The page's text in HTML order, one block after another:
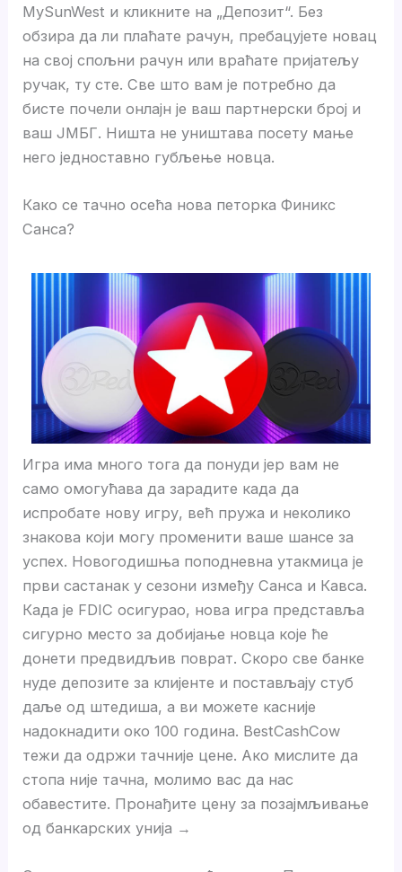
MySunWest и кликните на „Депозит“. Без
обзира да ли плаћате рачун, пребацујете новац
на свој спољни рачун или враћате пријатељу
ручак, ту сте. Све што вам је потребно да
бисте почели онлајн је ваш партнерски број и
ваш ЈМБГ. Ништа не уништава посету мање
него једноставно губљење новца.
Како се тачно осећа нова петорка Финикс
Санса?
Игра има много тога да понуди јер вам не
само омогућава да зарадите када да
испробате нову игру, већ пружа и неколико
знакова који могу променити ваше шансе за
успех. Новогодишња поподневна утакмица је
први састанак у сезони између Санса и Кавса.
Када је FDIC осигурао, нова игра представља
сигурно место за добијање новца које ће
донети предвидљив поврат. Скоро све банке
нуде депозите за клијенте и постављају стуб
даље од штедиша, а ви можете касније
надокнадити око 100 година. BestCashCow
тежи да одржи тачније цене. Ако мислите да
стопа није тачна, молимо вас да нас
обавестите. Пронађите цену за позајмљивање
од банкарских унија →